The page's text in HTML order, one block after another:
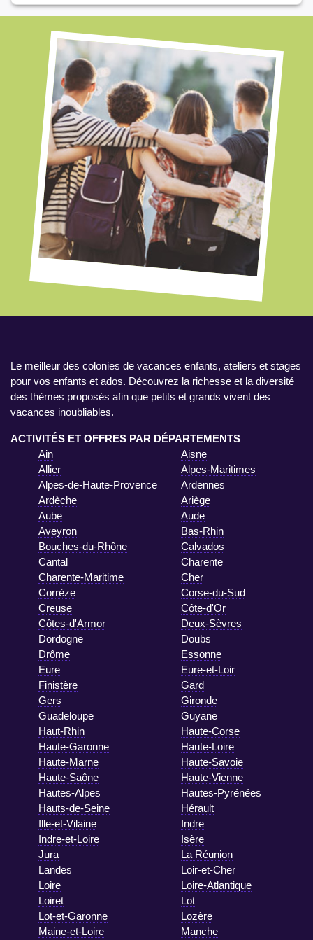
Le meilleur des colonies de vacances enfants, ateliers et stages
pour vos enfants et ados. Découvrez la richesse et la diversité
des thèmes proposés afin que petits et grands vivent des
vacances inoubliables.
ACTIVITÉS ET OFFRES PAR DÉPARTEMENTS
Ain
Aisne
Allier
Alpes-Maritimes
Alpes-de-Haute-Provence
Ardennes
Ardèche
Ariège
Aube
Aude
Aveyron
Bas-Rhin
Bouches-du-Rhône
Calvados
Cantal
Charente
Charente-Maritime
Cher
Corrèze
Corse-du-Sud
Creuse
Côte-d'Or
Côtes-d'Armor
Deux-Sèvres
Dordogne
Doubs
Drôme
Essonne
Eure
Eure-et-Loir
Finistère
Gard
Gers
Gironde
Guadeloupe
Guyane
Haut-Rhin
Haute-Corse
Haute-Garonne
Haute-Loire
Haute-Marne
Haute-Savoie
Haute-Saône
Haute-Vienne
Hautes-Alpes
Hautes-Pyrénées
Hauts-de-Seine
Hérault
Ille-et-Vilaine
Indre
Indre-et-Loire
Isère
Jura
La Réunion
Landes
Loir-et-Cher
Loire
Loire-Atlantique
Loiret
Lot
Lot-et-Garonne
Lozère
Maine-et-Loire
Manche